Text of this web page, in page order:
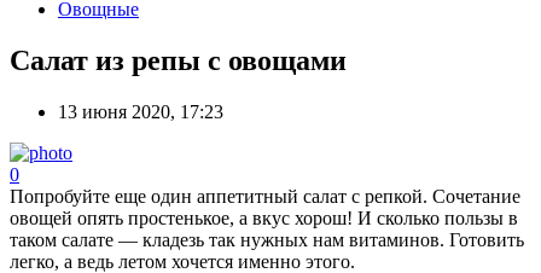
Овощные
Салат из репы с овощами
13 июня 2020, 17:23
0
Попробуйте еще один аппетитный салат с репкой. Сочетание
овощей опять простенькое, а вкус хорош! И сколько пользы в
таком салате — кладезь так нужных нам витаминов. Готовить
легко, а ведь летом хочется именно этого.